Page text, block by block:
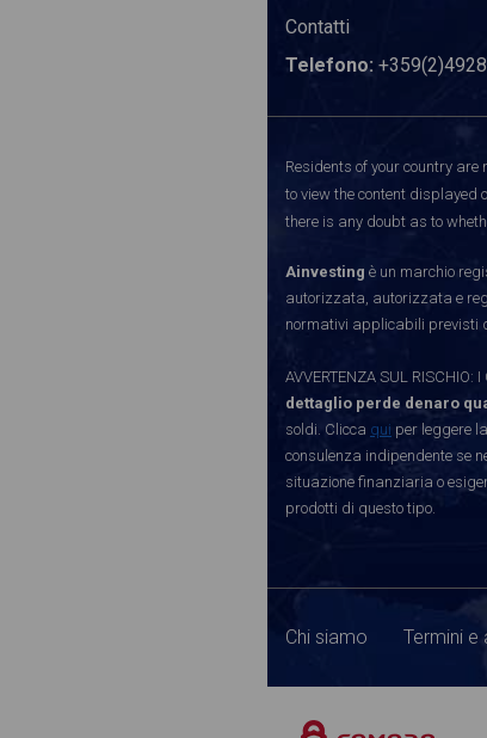
Contatti
Telefono:
Residents of your country
to view the content
there is any doubt as to
Ainvesting è un marchio
autorizzata, autorizzata e
normativi applicabili previsti
AVVERTENZA SUL
dettaglio perde denaro
soldi. Clicca qui per leggere
consulenza indipendente se
situazione finanziaria o
prodotti di questo tipo.
Chi siamo Termini e